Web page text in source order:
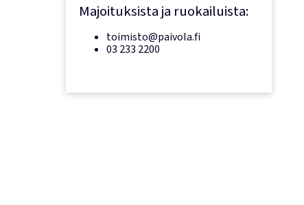
Majoituksista ja ruokailuista:
toimisto@paivola.fi
03 233 2200